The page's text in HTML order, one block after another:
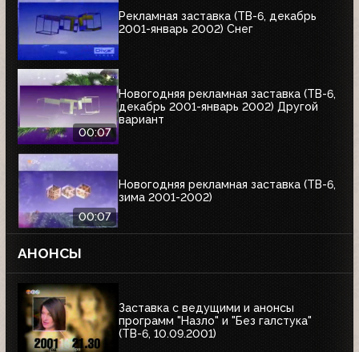
Рекламная заставка (ТВ-6, декабрь
2001-январь 2002) Снег
00:07
Новогодняя рекламная заставка (ТВ-6,
декабрь 2001-январь 2002) Другой
вариант
00:07
Новогодняя рекламная заставка (ТВ-6,
зима 2001-2002)
АНОНСЫ
Заставка с ведущими и анонсы
программ "Назло" и "Без галстука"
(ТВ-6, 10.09.2001)